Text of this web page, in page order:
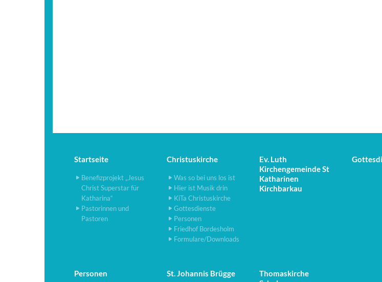
Startseite
Benefizprojekt „Jesus
Christ Superstar für
Katharina“
Pastorinnen und
Pastoren
Christuskirche
Was so bei uns los ist
Hier ist Musik drin
KiTa Christuskirche
Gottesdienste
Personen
Friedhof Bordesholm
Formulare/Downloads
Ev. Luth
Kirchengemeinde St
Katharinen
Kirchbarkau
Personen St. Johannis Brügge
Thomaskirche